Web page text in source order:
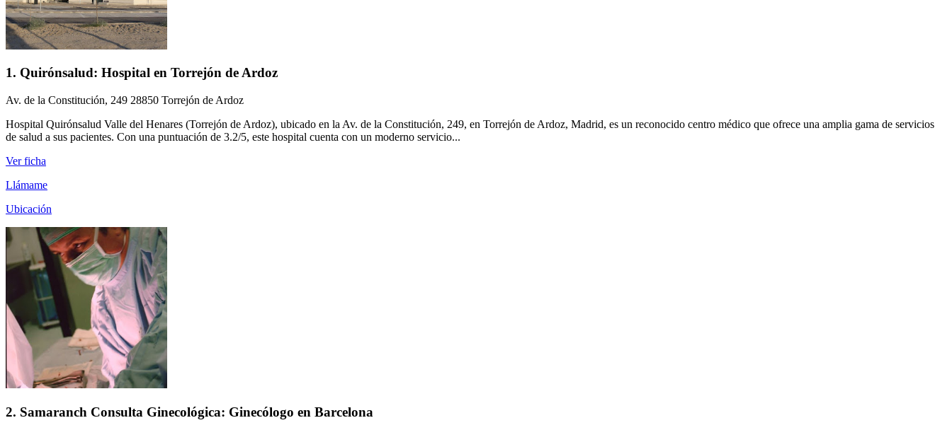
1. Quirónsalud: Hospital en Torrejón de Ardoz
Av. de la Constitución, 249 28850 Torrejón de Ardoz
Hospital Quirónsalud Valle del Henares (Torrejón de Ardoz), ubicado en la Av. de la Constitución, 249, en Torrejón de Ardoz, Madrid, es un reconocido centro médico que ofrece una amplia gama de servicios
de salud a sus pacientes. Con una puntuación de 3.2/5, este hospital cuenta con un moderno servicio...
Ver ficha
Llámame
Ubicación
2. Samaranch Consulta Ginecológica: Ginecólogo en Barcelona